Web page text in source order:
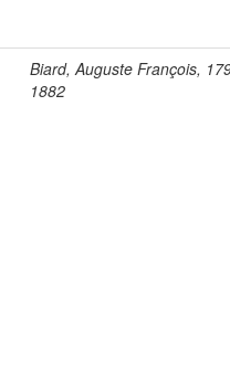
Biard, Auguste François,
1882